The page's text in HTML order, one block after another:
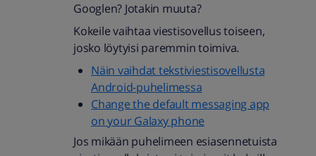
Googlen? Jotakin muuta?
Kokeile vaihtaa viestisovellus toiseen,
josko löytyisi paremmin toimiva.
Näin vaihdat tekstiviestisovellusta
Android-puhelimessa
Change the default messaging app
on your Galaxy phone
Jos mikään puhelimeen esiasennetuista